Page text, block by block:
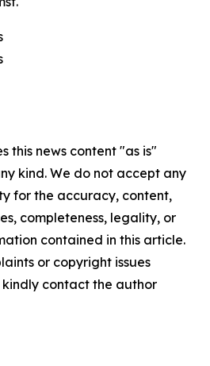
this news content "as is"
kind. We do not accept any
for the accuracy, content,
completeness, legality, or
contained in this article.
or copyright issues
contact the author